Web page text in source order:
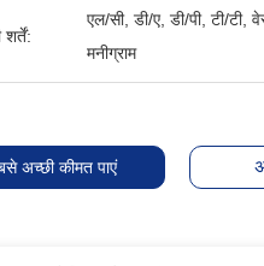
एल/सी, डी/ए, डी/पी, टी/टी,
मनीग्राम
अच्छी कीमत पाएं